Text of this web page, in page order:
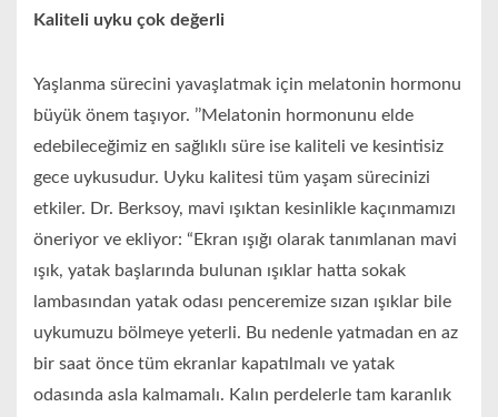
Kaliteli uyku çok değerli
Yaşlanma sürecini yavaşlatmak için melatonin hormonu
büyük önem taşıyor. ’’Melatonin hormonunu elde
edebileceğimiz en sağlıklı süre ise kaliteli ve kesintisiz
gece uykusudur. Uyku kalitesi tüm yaşam sürecinizi
etkiler. Dr. Berksoy, mavi ışıktan kesinlikle kaçınmamızı
öneriyor ve ekliyor: “Ekran ışığı olarak tanımlanan mavi
ışık, yatak başlarında bulunan ışıklar hatta sokak
lambasından yatak odası penceremize sızan ışıklar bile
uykumuzu bölmeye yeterli. Bu nedenle yatmadan en az
bir saat önce tüm ekranlar kapatılmalı ve yatak
odasında asla kalmamalı. Kalın perdelerle tam karanlık